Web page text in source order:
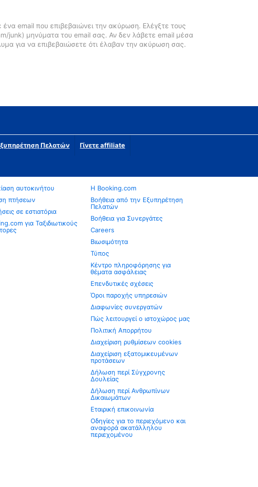
email που επιβεβαιώνει την ακύρωση. Ελέγξτε τους
junk) μηνύματα του email σας. Αν δεν λάβετε email μέσα
για να επιβεβαιώσετε ότι έλαβαν την ακύρωση σας.
Πελατών Γίνετε affiliate
αυτοκινήτου
πτήσεων
σε εστιατόρια
για Ταξιδιωτικούς
Η Booking.com
Βοήθεια από την Εξυπηρέτηση
Πελατών
Βοήθεια για Συνεργάτες
Careers
Βιωσιμότητα
Τύπος
Κέντρο πληροφόρησης για
θέματα ασφάλειας
Επενδυτικές σχέσεις
Όροι παροχής υπηρεσιών
Διαφωνίες συνεργατών
Πώς λειτουργεί ο ιστοχώρος μας
Πολιτική Απορρήτου
Διαχείριση ρυθμίσεων cookies
Διαχείριση εξατομικευμένων
προτάσεων
Δήλωση περί Σύγχρονης
Δουλείας
Δήλωση περί Ανθρωπίνων
Δικαιωμάτων
Εταιρική επικοινωνία
Οδηγίες για το περιεχόμενο και
αναφορά ακατάλληλου
περιεχομένου